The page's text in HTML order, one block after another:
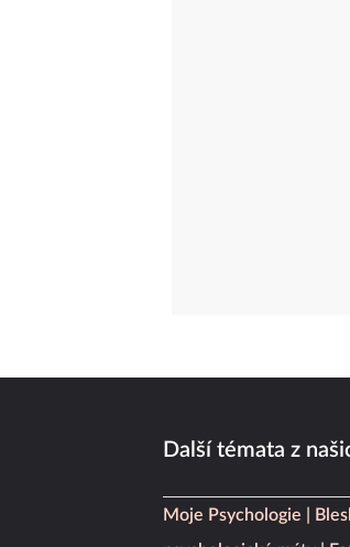
Další témata z
Moje Psychologie